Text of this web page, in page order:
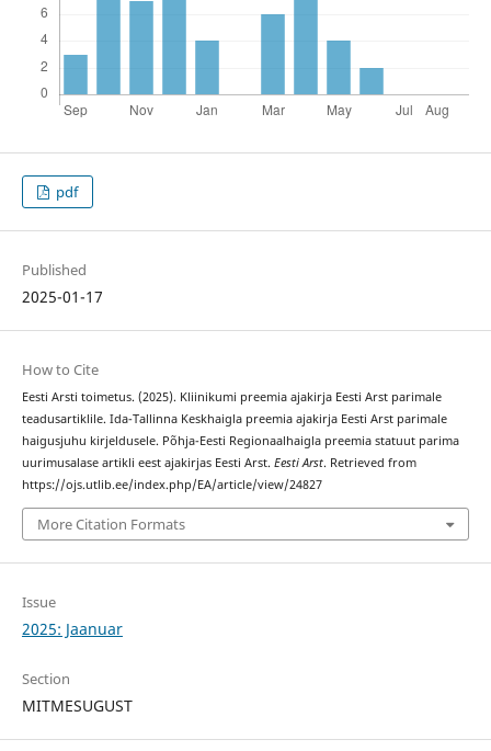
pdf
Published
2025-01-17
How to Cite
Eesti Arsti toimetus. (2025). Kliinikumi preemia ajakirja Eesti Arst parimale
teadusartiklile. Ida-Tallinna Keskhaigla preemia ajakirja Eesti Arst parimale
haigusjuhu kirjeldusele. Põhja-Eesti Regionaalhaigla preemia statuut parima
uurimusalase artikli eest ajakirjas Eesti Arst. Eesti Arst. Retrieved from
https://ojs.utlib.ee/index.php/EA/article/view/24827
More Citation Formats
Issue
2025: Jaanuar
Section
MITMESUGUST